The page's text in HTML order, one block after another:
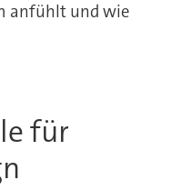
anfühlt und wie
für